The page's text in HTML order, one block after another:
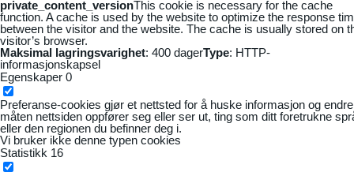
private_content_versionThis cookie is necessary for the cache
function. A cache is used by the website to optimize the response
between the visitor and the website. The cache is usually stored on
visitor’s browser.
Maksimal lagringsvarighet: 400 dagerType: HTTP-
informasjonskapsel
Egenskaper 0
Preferanse-cookies gjør et nettsted for å huske informasjon og
måten nettsiden oppfører seg eller ser ut, ting som ditt foretrukne
eller den regionen du befinner deg i.
Vi bruker ikke denne typen cookies
Statistikk 16